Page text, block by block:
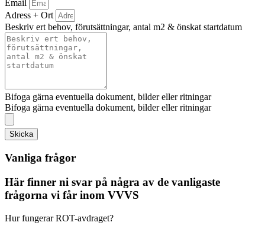
Email
Adress + Ort
Beskriv ert behov, förutsättningar, antal m2 & önskat startdatum
Bifoga gärna eventuella dokument, bilder eller ritningar
Bifoga gärna eventuella dokument, bilder eller ritningar
Skicka
Vanliga frågor
Här finner ni svar på några av de vanligaste
frågorna vi får inom VVVS
Hur fungerar ROT-avdraget?